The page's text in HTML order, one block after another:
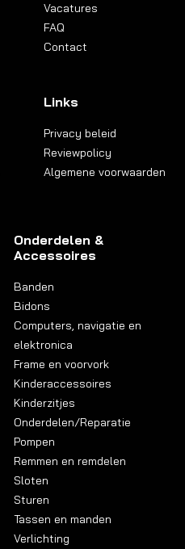
Vacatures
FAQ
Contact
Links
Privacy beleid
Reviewpolicy
Algemene voorwaarden
Onderdelen &
Accessoires
Banden
Bidons
Computers, navigatie en
elektronica
Frame en voorvork
Kinderaccessoires
Kinderzitjes
Onderdelen/Reparatie
Pompen
Remmen en remdelen
Sloten
Sturen
Tassen en manden
Verlichting